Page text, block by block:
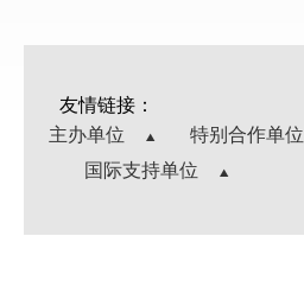
友情链接：
主办单位
特别合作单位
国际支持单位